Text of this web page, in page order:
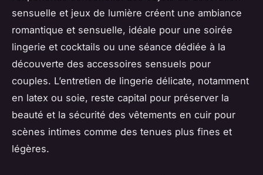
sensuelle et jeux de lumière créent une ambiance
romantique et sensuelle, idéale pour une soirée
lingerie et cocktails ou une séance dédiée à la
découverte des accessoires sensuels pour
couples. L’entretien de lingerie délicate, notamment
en latex ou soie, reste capital pour préserver la
beauté et la sécurité des vêtements en cuir pour
scènes intimes comme des tenues plus fines et
légères.